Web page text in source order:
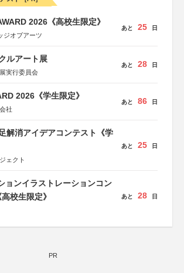
2026《高校生限定》
ジオブアーツ
あと 25 日
ルアート展
実行委員会
あと 28 日
2026《学生限定》
社
あと 86 日
解消アイデアコンテスト《学
ェクト
あと 25 日
ョンイラストレーションコン
校生限定》
あと 28 日
PR